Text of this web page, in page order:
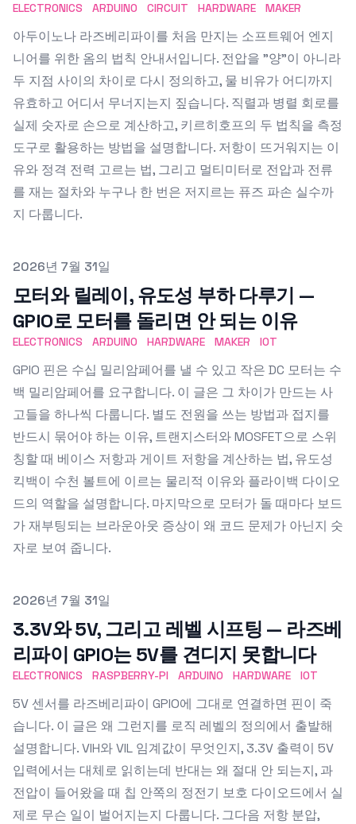
ELECTRONICS ARDUINO CIRCUIT HARDWARE MAKER
아두이노나 라즈베리파이를 처음 만지는 소프트웨어 엔지
니어를 위한 옴의 법칙 안내서입니다. 전압을 "양"이 아니라
두 지점 사이의 차이로 다시 정의하고, 물 비유가 어디까지
유효하고 어디서 무너지는지 짚습니다. 직렬과 병렬 회로를
실제 숫자로 손으로 계산하고, 키르히호프의 두 법칙을 측정
도구로 활용하는 방법을 설명합니다. 저항이 뜨거워지는 이
유와 정격 전력 고르는 법, 그리고 멀티미터로 전압과 전류
를 재는 절차와 누구나 한 번은 저지르는 퓨즈 파손 실수까
지 다룹니다.
Published on
2026년 7월 31일
모터와 릴레이, 유도성 부하 다루기 —
GPIO로 모터를 돌리면 안 되는 이유
ELECTRONICS ARDUINO HARDWARE MAKER IOT
GPIO 핀은 수십 밀리암페어를 낼 수 있고 작은 DC 모터는 수
백 밀리암페어를 요구합니다. 이 글은 그 차이가 만드는 사
고들을 하나씩 다룹니다. 별도 전원을 쓰는 방법과 접지를
반드시 묶어야 하는 이유, 트랜지스터와 MOSFET으로 스위
칭할 때 베이스 저항과 게이트 저항을 계산하는 법, 유도성
킥백이 수천 볼트에 이르는 물리적 이유와 플라이백 다이오
드의 역할을 설명합니다. 마지막으로 모터가 돌 때마다 보드
가 재부팅되는 브라운아웃 증상이 왜 코드 문제가 아닌지 숫
자로 보여 줍니다.
Published on
2026년 7월 31일
3.3V와 5V, 그리고 레벨 시프팅 — 라즈베
리파이 GPIO는 5V를 견디지 못합니다
ELECTRONICS RASPBERRY-PI ARDUINO HARDWARE IOT
5V 센서를 라즈베리파이 GPIO에 그대로 연결하면 핀이 죽
습니다. 이 글은 왜 그런지를 로직 레벨의 정의에서 출발해
설명합니다. VIH와 VIL 임계값이 무엇인지, 3.3V 출력이 5V
입력에서는 대체로 읽히는데 반대는 왜 절대 안 되는지, 과
전압이 들어왔을 때 칩 안쪽의 정전기 보호 다이오드에서 실
제로 무슨 일이 벌어지는지 다룹니다. 그다음 저항 분압,